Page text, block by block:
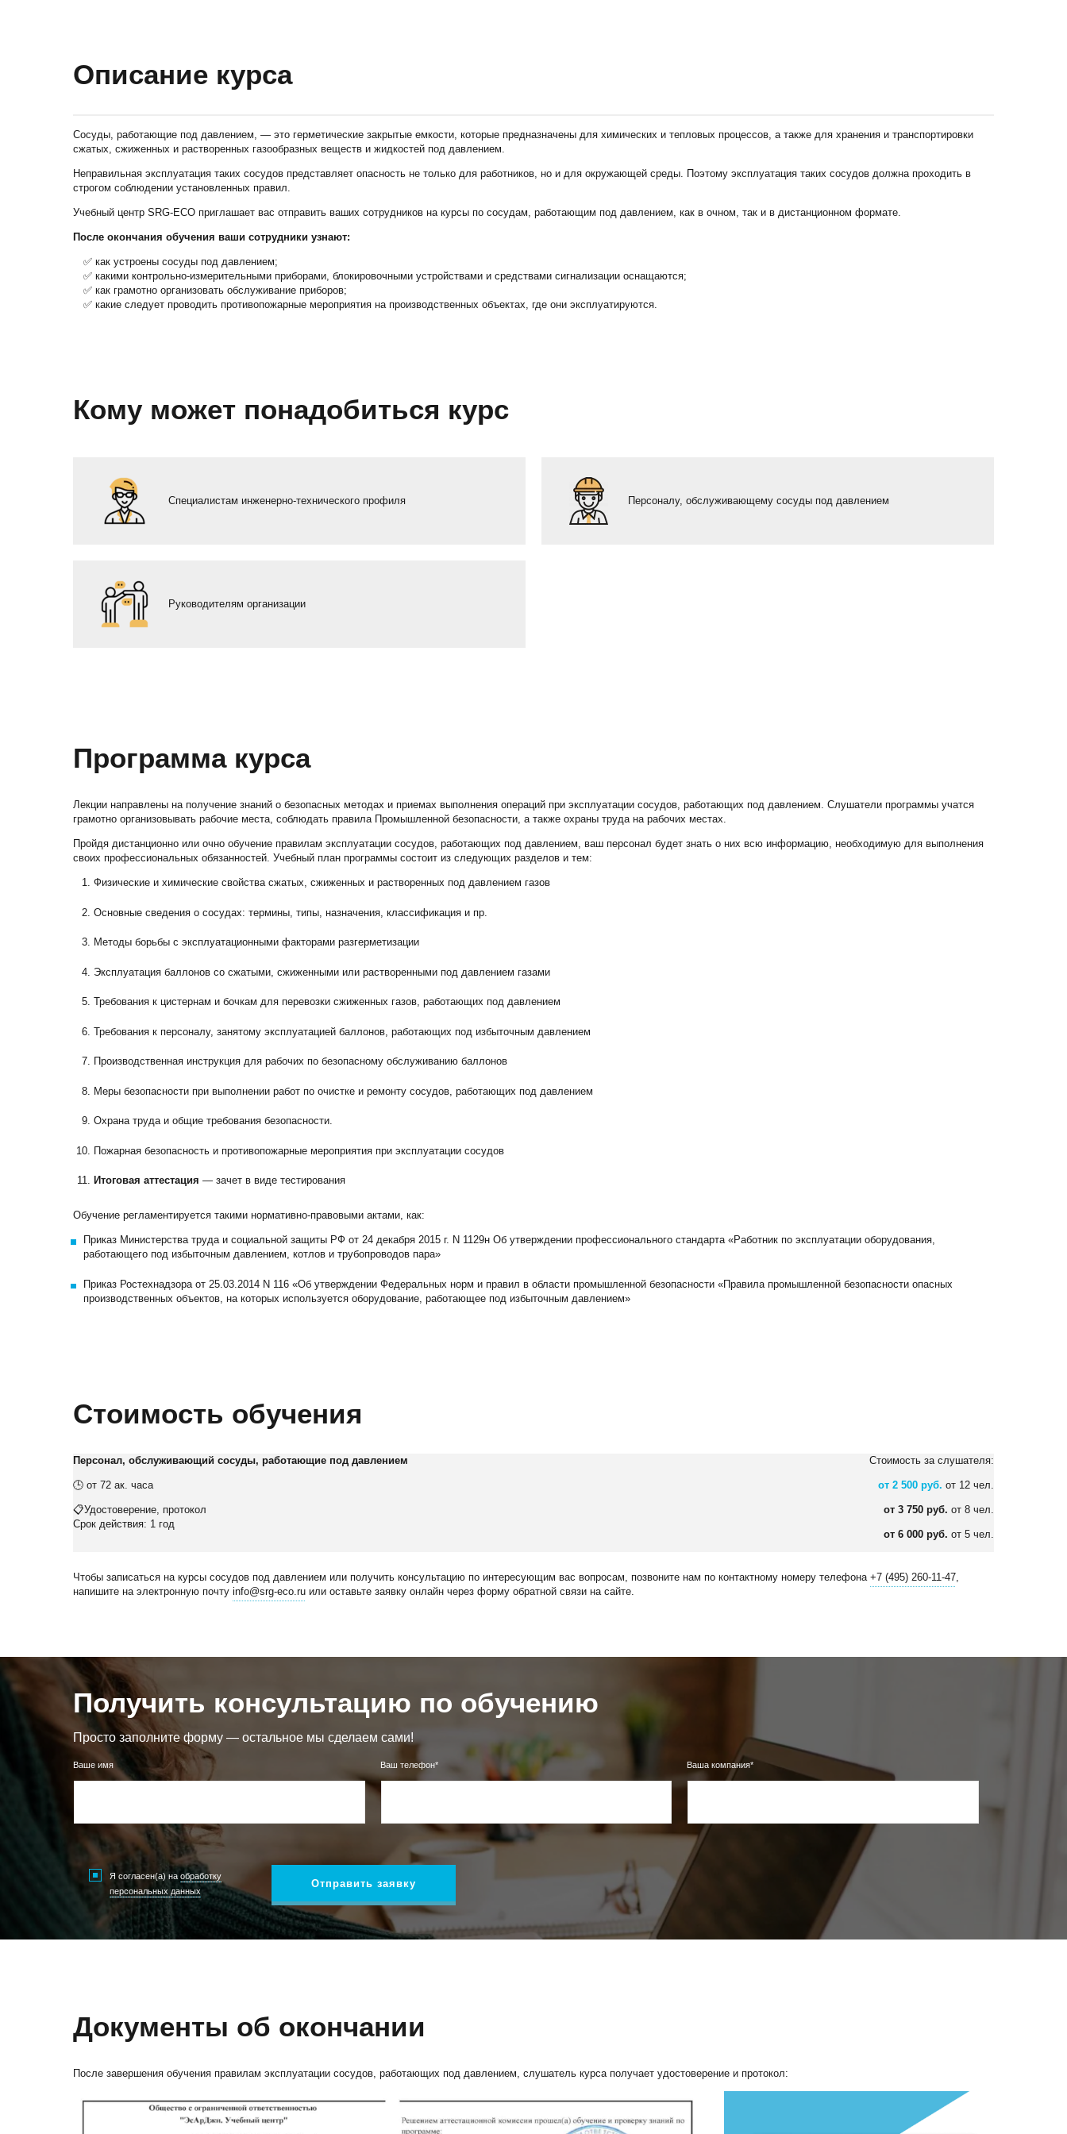
Сб – Вс: выходные
Описание курса
Сосуды, работающие под давлением, — это герметические закрытые емкости, которые предназначены для химических и тепловых процессов, а также для хранения и транспортировки
сжатых, сжиженных и растворенных газообразных веществ и жидкостей под давлением.
Неправильная эксплуатация таких сосудов представляет опасность не только для работников, но и для окружающей среды. Поэтому эксплуатация таких сосудов должна проходить в
строгом соблюдении установленных правил.
Учебный центр SRG-ECO приглашает вас отправить ваших сотрудников на курсы по сосудам, работающим под давлением, как в очном, так и в дистанционном формате.
После окончания обучения ваши сотрудники узнают:
✅ как устроены сосуды под давлением;
✅ какими контрольно-измерительными приборами, блокировочными устройствами и средствами сигнализации оснащаются;
✅ как грамотно организовать обслуживание приборов;
✅ какие следует проводить противопожарные мероприятия на производственных объектах, где они эксплуатируются.
Кому может понадобиться курс
Специалистам инженерно-технического профиля Персоналу, обслуживающему сосуды под давлением
Руководителям организации
Программа курса
Лекции направлены на получение знаний о безопасных методах и приемах выполнения операций при эксплуатации сосудов, работающих под давлением. Слушатели программы учатся
грамотно организовывать рабочие места, соблюдать правила Промышленной безопасности, а также охраны труда на рабочих местах.
Пройдя дистанционно или очно обучение правилам эксплуатации сосудов, работающих под давлением, ваш персонал будет знать о них всю информацию, необходимую для выполнения
своих профессиональных обязанностей. Учебный план программы состоит из следующих разделов и тем:
Физические и химические свойства сжатых, сжиженных и растворенных под давлением газов
Основные сведения о сосудах: термины, типы, назначения, классификация и пр.
Методы борьбы с эксплуатационными факторами разгерметизации
Эксплуатация баллонов со сжатыми, сжиженными или растворенными под давлением газами
Требования к цистернам и бочкам для перевозки сжиженных газов, работающих под давлением
Требования к персоналу, занятому эксплуатацией баллонов, работающих под избыточным давлением
Производственная инструкция для рабочих по безопасному обслуживанию баллонов
Меры безопасности при выполнении работ по очистке и ремонту сосудов, работающих под давлением
Охрана труда и общие требования безопасности.
Пожарная безопасность и противопожарные мероприятия при эксплуатации сосудов
Итоговая аттестация — зачет в виде тестирования
Обучение регламентируется такими нормативно-правовыми актами, как:
Приказ Министерства труда и социальной защиты РФ от 24 декабря 2015 г. N 1129н Об утверждении профессионального стандарта «Работник по эксплуатации оборудования,
работающего под избыточным давлением, котлов и трубопроводов пара»
Приказ Ростехнадзора от 25.03.2014 N 116 «Об утверждении Федеральных норм и правил в области промышленной безопасности «Правила промышленной безопасности опасных
производственных объектов, на которых используется оборудование, работающее под избыточным давлением»
Стоимость обучения
Персонал, обслуживающий сосуды, работающие под давлением
🕒 от 72 ак. часа
📋Удостоверение, протокол
Срок действия: 1 год
Стоимость за слушателя:
от 2 500 руб. от 12 чел.
от 3 750 руб. от 8 чел.
от 6 000 руб. от 5 чел.
Чтобы записаться на курсы сосудов под давлением или получить консультацию по интересующим вас вопросам, позвоните нам по контактному номеру телефона +7 (495) 260-11-47
напишите на электронную почту info@srg-eco.ru или оставьте заявку онлайн через форму обратной связи на сайте.
Получить консультацию по обучению
Просто заполните форму — остальное мы сделаем сами!
Ваше имя Ваш телефон* Ваша компания*
Я согласен(а) на обработку
персональных данных
Отправить заявку
Документы об окончании
После завершения обучения правилам эксплуатации сосудов, работающих под давлением, слушатель курса получает удостоверение и протокол: